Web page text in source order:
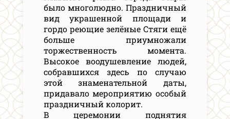
было многолюдно. Праздничный
вид украшенной площади и
гордо реющие зелёные Стяги ещё
больше приумножали
торжественность момента.
Высокое воодушевление людей,
собравшихся здесь по случаю
этой знаменательной даты,
придавало мероприятию особый
праздничный колорит.
В церемонии поднятия